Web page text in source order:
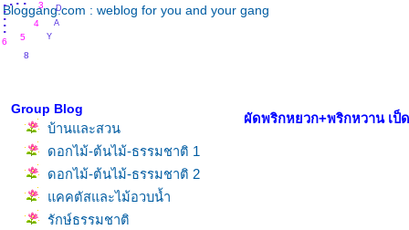
Bloggang.com : weblog for you and your gang
Group Blog
บ้านและสวน
ดอกไม้-ต้นไม้-ธรรมชาติ 1
ดอกไม้-ต้นไม้-ธรรมชาติ 2
คคตัสและไม้อวบน้ำ
รักษ์ธรรมชาติ
ผัดพริกหยวก+พริกหวาน เป็
A
Y
3
4
5
6
.